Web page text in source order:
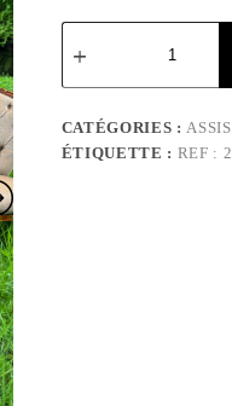
quantité
de
Louis
CATÉGORIES :
ÉTIQUETTE : REF :